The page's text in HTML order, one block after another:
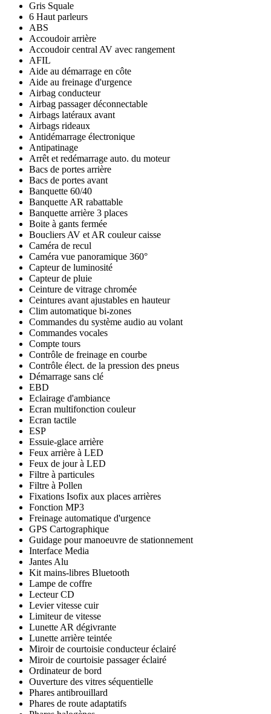
Gris Squale
6 Haut parleurs
ABS
Accoudoir arrière
Accoudoir central AV avec rangement
AFIL
Aide au démarrage en côte
Aide au freinage d'urgence
Airbag conducteur
Airbag passager déconnectable
Airbags latéraux avant
Airbags rideaux
Antidémarrage électronique
Antipatinage
Arrêt et redémarrage auto. du moteur
Bacs de portes arrière
Bacs de portes avant
Banquette 60/40
Banquette AR rabattable
Banquette arrière 3 places
Boite à gants fermée
Boucliers AV et AR couleur caisse
Caméra de recul
Caméra vue panoramique 360°
Capteur de luminosité
Capteur de pluie
Ceinture de vitrage chromée
Ceintures avant ajustables en hauteur
Clim automatique bi-zones
Commandes du système audio au volant
Commandes vocales
Compte tours
Contrôle de freinage en courbe
Contrôle élect. de la pression des pneus
Démarrage sans clé
EBD
Eclairage d'ambiance
Ecran multifonction couleur
Ecran tactile
ESP
Essuie-glace arrière
Feux arrière à LED
Feux de jour à LED
Filtre à particules
Filtre à Pollen
Fixations Isofix aux places arrières
Fonction MP3
Freinage automatique d'urgence
GPS Cartographique
Guidage pour manoeuvre de stationnement
Interface Media
Jantes Alu
Kit mains-libres Bluetooth
Lampe de coffre
Lecteur CD
Levier vitesse cuir
Limiteur de vitesse
Lunette AR dégivrante
Lunette arrière teintée
Miroir de courtoisie conducteur éclairé
Miroir de courtoisie passager éclairé
Ordinateur de bord
Ouverture des vitres séquentielle
Phares antibrouillard
Phares de route adaptatifs